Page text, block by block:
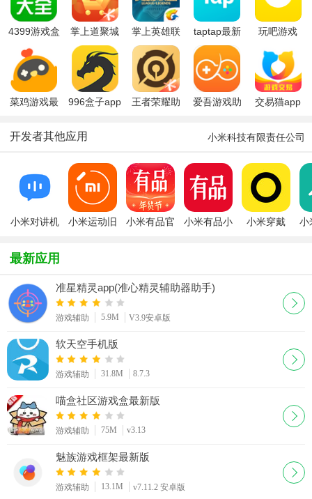
4399游戏盒
免费版
掌上道聚城
(游戏商
城)app最新
版本
掌上英雄联
盟app
taptap最新
版2026
玩吧游戏
菜鸡游戏最
996盒子app
2026
王者荣耀助
爱吾游戏助
交易猫app
开发者其他应用 小米科技有限责任公司
小米对讲机
小米运动旧
小米有品官
小米有品小
小米穿戴 小
最新应用
准星精灵app(准心精灵辅助器助手)
游戏辅助 5.9M V3.9安卓版
软天空手机版
游戏辅助 31.8M 8.7.3
喵盒社区游戏盒最新版
游戏辅助 75M v3.13
魅族游戏框架最新版
游戏辅助 13.1M v7.11.2 安卓版